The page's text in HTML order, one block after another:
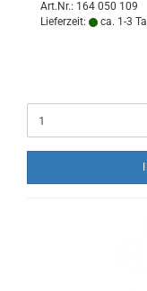
Art.Nr.: 164 050 109
Lieferzeit:
ca. 1-3